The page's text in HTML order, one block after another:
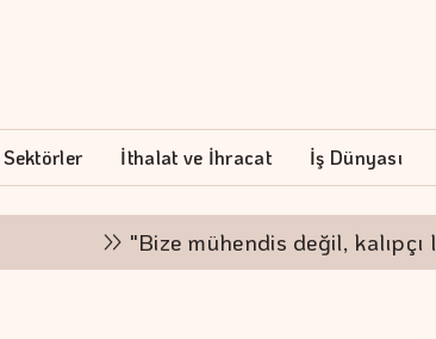
Sektörler İthalat ve İhracat İş Dünyası
"Bize mühendis değil, kalıpçı lazım"